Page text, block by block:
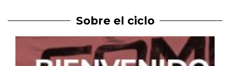
Sobre el ciclo